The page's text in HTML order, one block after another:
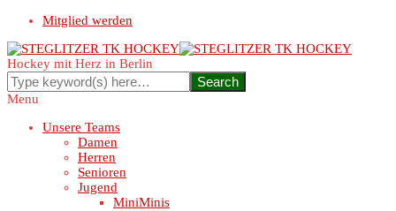
Mitglied werden
Hockey mit Herz in Berlin
Menu
Unsere Teams
Damen
Herren
Senioren
Jugend
MiniMinis